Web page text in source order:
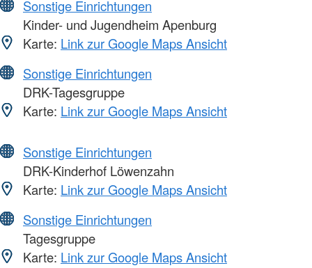
Sonstige Einrichtungen
Kinder- und Jugendheim Apenburg
Karte: Link zur Google Maps Ansicht
Sonstige Einrichtungen
DRK-Tagesgruppe
Karte: Link zur Google Maps Ansicht
Sonstige Einrichtungen
DRK-Kinderhof Löwenzahn
Karte: Link zur Google Maps Ansicht
Sonstige Einrichtungen
Tagesgruppe
Karte: Link zur Google Maps Ansicht